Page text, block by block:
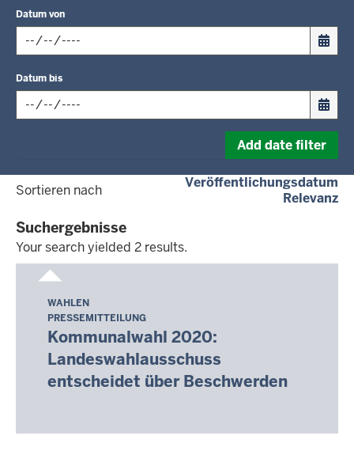
Datum von
date
format:
Datum bis
format:
Add date filter
Sortieren nach Veröffentlichungsdatum
Relevanz
Suchergebnisse
Your search yielded 2 results.
Your
yielded
results.
Sonntag,
9.
August
2026
-
WAHLEN
PRESSEMITTEILUNG
Kommunalwahl 2020:
Landeswahlausschuss
entscheidet über Beschwerden